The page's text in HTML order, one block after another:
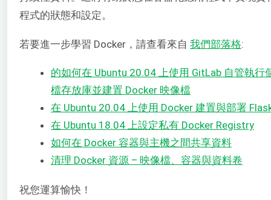
程式的狀態和設定。
若要進一步學習 Docker，請查看來自 我們部落格:
的如何在 Ubuntu 20.04 上使用 GitLab 自管執行
檔存放庫並建置 Docker 映像檔
在 Ubuntu 20.04 上使用 Docker 建置與部署
在 Ubuntu 18.04 上設定私有 Docker Registry
如何在 Docker 容器與主機之間共享資料
清理 Docker 資源 – 映像檔、容器與資料卷
祝您運算愉快！